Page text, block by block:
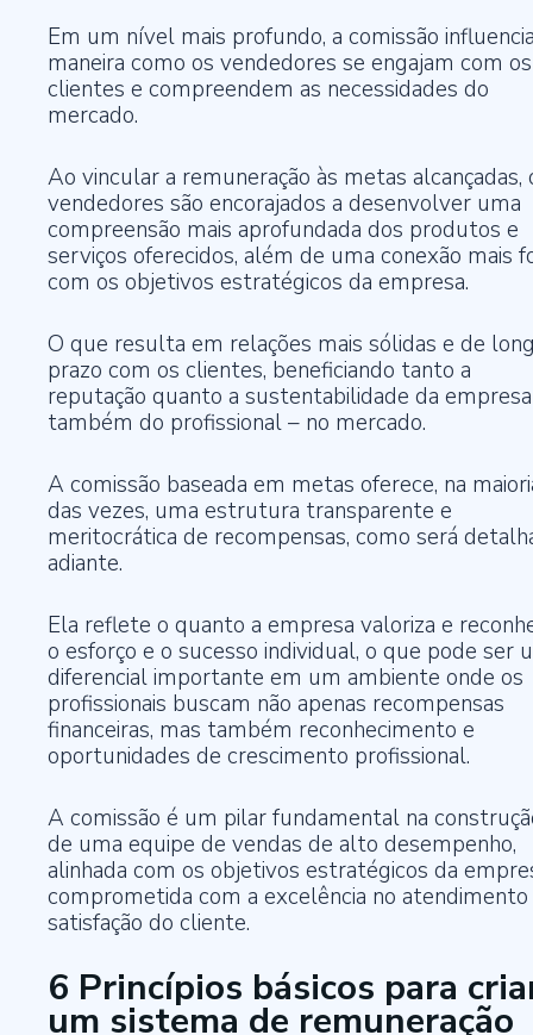
Em um nível mais profundo, a comissão
maneira como os vendedores se engajam com os
clientes e compreendem as necessidades do
mercado.
Ao vincular a remuneração às metas alcançadas,
vendedores são encorajados a desenvolver uma
compreensão mais aprofundada dos produtos e
serviços oferecidos, além de uma conexão mais
com os objetivos estratégicos da empresa.
O que resulta em relações mais sólidas e de
prazo com os clientes, beneficiando tanto a
reputação quanto a sustentabilidade da
também do profissional – no mercado.
A comissão baseada em metas oferece, na
das vezes, uma estrutura transparente e
meritocrática de recompensas, como será
adiante.
Ela reflete o quanto a empresa valoriza e
o esforço e o sucesso individual, o que pode ser
diferencial importante em um ambiente onde os
profissionais buscam não apenas recompensas
financeiras, mas também reconhecimento e
oportunidades de crescimento profissional.
A comissão é um pilar fundamental na
de uma equipe de vendas de alto desempenho,
alinhada com os objetivos estratégicos da
comprometida com a excelência no atendimento
satisfação do cliente.
6 Princípios básicos para
um sistema de remuneração